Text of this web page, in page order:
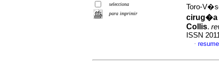
selecciona
para imprimir
Toro-
cirug�a
Collis.
ISSN
·